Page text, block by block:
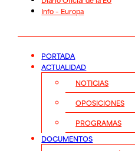
Info – Europa
PORTADA
ACTUALIDAD
NOTICIAS
OPOSICIONES
PROGRAMAS
DOCUMENTOS